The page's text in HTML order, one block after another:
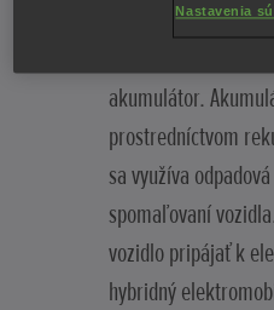
samonabíjacom
akumulátor.
prostredníctvom
sa využíva
spomaľovaní
vozidlo pripájať k
hybridný
Nastavenia